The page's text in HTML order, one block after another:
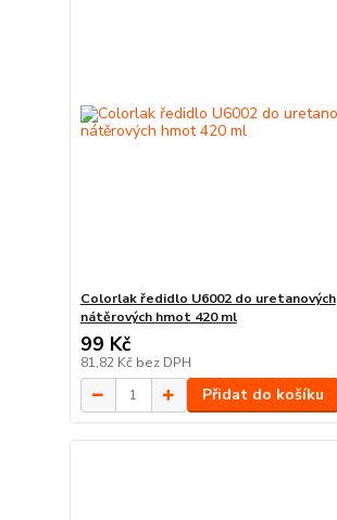
Colorlak ředidlo U6002 do uretanových
nátěrových hmot 420 ml
99 Kč
81,82 Kč bez DPH
Přidat do košíku